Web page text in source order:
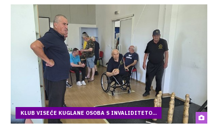
KLUB VISEĆE KUGLANE OSOBA S INVALIDITETO...